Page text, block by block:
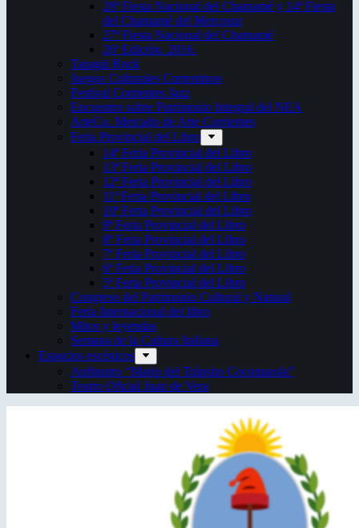
28ª Fiesta Nacional del Chamamé y 14ª Fiesta
del Chamamé del Mercosur
27ª Fiesta Nacional del Chamamé
26ª Edición. 2016.
Taragüi Rock
Juegos Culturales Correntinos
Festival Corrientes Jazz
Encuentro sobre Patrimonio Integral del NEA
ArteCo. Mercado de Arte Corrientes
Feria Provincial del Libro
14ª Feria Provincial del Libro
13ª Feria Provincial del Libro
12ª Feria Provincial del Libro
11ª Feria Provincial del Libro
10ª Feria Provincial del Libro
9ª Feria Provincial del Libro
8ª Feria Provincial del Libro
7ª Feria Provincial del Libro
6ª Feria Provincial del Libro
5ª Feria Provincial del Libro
Congreso del Patrimonio Cultural y Natural
Feria Internacional del libro
Mitos y leyendas
Semana de la Cultura Italiana
Espacios escénicos
Anfiteatro “Mario del Tránsito Cocomarola”
Teatro Oficial Juan de Vera